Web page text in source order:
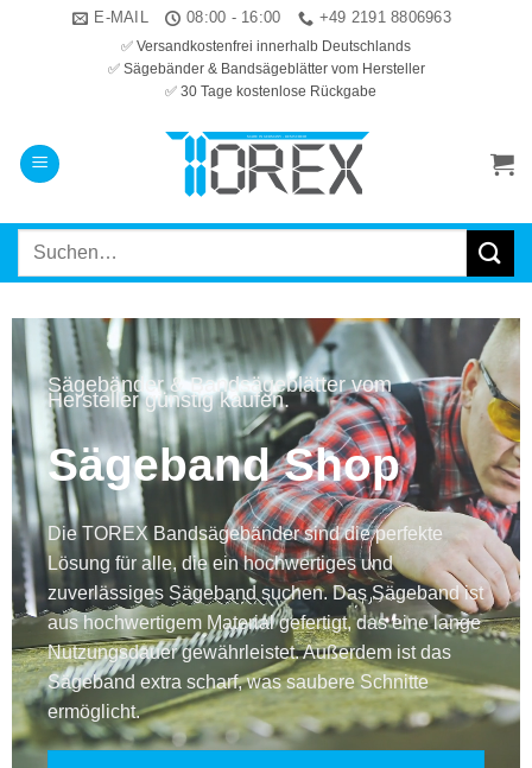
E-MAIL 08:00 - 16:00 +49 2191 8806963
✅ Versandkostenfrei innerhalb Deutschlands
✅ Sägebänder & Bandsägeblätter vom Hersteller
✅ 30 Tage kostenlose Rückgabe
Suchen
Sägebänder & Bandsägeblätter vom
Hersteller günstig kaufen.
Sägeband Shop
Die TOREX Bandsägebänder sind die perfekte
Lösung für alle, die ein hochwertiges und
zuverlässiges Sägeband suchen. Das Sägeband ist
aus hochwertigem Material gefertigt, das eine lange
Nutzungsdauer gewährleistet. Außerdem ist das
Sägeband extra scharf, was saubere Schnitte
ermöglicht.